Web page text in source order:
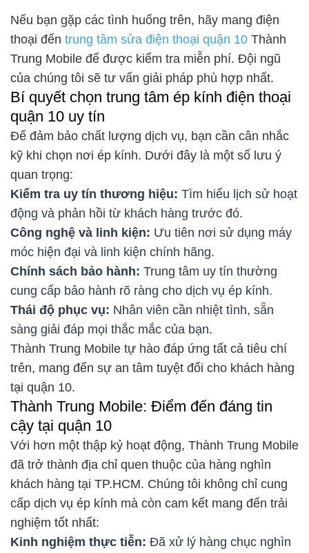
Nếu bạn gặp các tình huống trên, hãy mang điện
thoại đến trung tâm sửa điện thoại quận 10 Thành
Trung Mobile để được kiểm tra miễn phí. Đội ngũ
của chúng tôi sẽ tư vấn giải pháp phù hợp nhất.
Bí quyết chọn trung tâm ép kính điện thoại
quận 10 uy tín
Để đảm bảo chất lượng dịch vụ, bạn cần cân nhắc
kỹ khi chọn nơi ép kính. Dưới đây là một số lưu ý
quan trọng:
Kiểm tra uy tín thương hiệu: Tìm hiểu lịch sử hoạt
động và phản hồi từ khách hàng trước đó.
Công nghệ và linh kiện: Ưu tiên nơi sử dụng máy
móc hiện đại và linh kiện chính hãng.
Chính sách bảo hành: Trung tâm uy tín thường
cung cấp bảo hành rõ ràng cho dịch vụ ép kính.
Thái độ phục vụ: Nhân viên cần nhiệt tình, sẵn
sàng giải đáp mọi thắc mắc của bạn.
Thành Trung Mobile tự hào đáp ứng tất cả tiêu chí
trên, mang đến sự an tâm tuyệt đối cho khách hàng
tại quận 10.
Thành Trung Mobile: Điểm đến đáng tin
cậy tại quận 10
Với hơn một thập kỷ hoạt động, Thành Trung Mobile
đã trở thành địa chỉ quen thuộc của hàng nghìn
khách hàng tại TP.HCM. Chúng tôi không chỉ cung
cấp dịch vụ ép kính mà còn cam kết mang đến trải
nghiệm tốt nhất:
Kinh nghiệm thực tiễn: Đã xử lý hàng chục nghìn